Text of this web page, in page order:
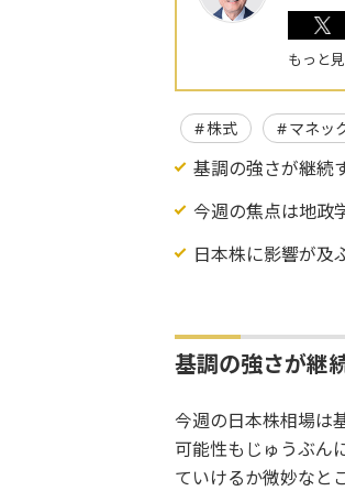
もっと
株式 マネッ
基調の強さが継続
今週の焦点は地政
日本株に影響が及
基調の強さが継
今週の日本株相場は
可能性もじゅうぶん
ていけるか微妙なと